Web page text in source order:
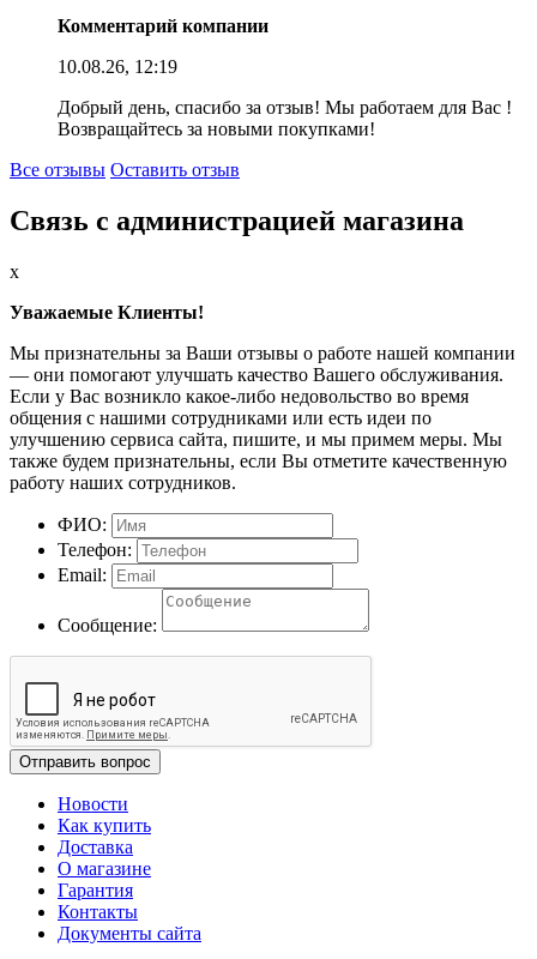
Комментарий компании
10.08.26, 12:19
Добрый день, спасибо за отзыв! Мы работаем для Вас !
Возвращайтесь за новыми покупками!
Все отзывы Оставить отзыв
Связь с администрацией магазина
x
Уважаемые Клиенты!
Мы признательны за Ваши отзывы о работе нашей компании
— они помогают улучшать качество Вашего обслуживания.
Если у Вас возникло какое-либо недовольство во время
общения с нашими сотрудниками или есть идеи по
улучшению сервиса сайта, пишите, и мы примем меры. Мы
также будем признательны, если Вы отметите качественную
работу наших сотрудников.
ФИО:
Телефон:
Email:
Сообщение:
Отправить вопрос
Новости
Как купить
Доставка
О магазине
Гарантия
Контакты
Документы сайта